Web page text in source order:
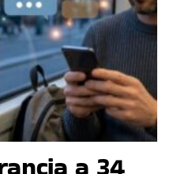
a 34